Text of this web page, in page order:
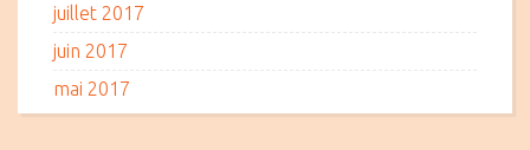
juillet 2017
juin 2017
mai 2017